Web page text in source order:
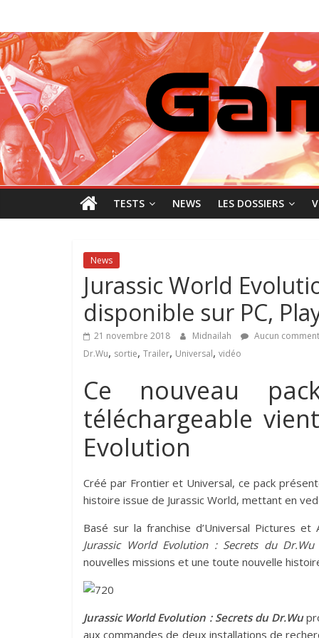
contenu
GamingNewZ
Tests
et
Actu
des
jeux
vidéo
TESTS NEWS LES DOSSIERS
News
Jurassic World
disponible sur PC,
21 novembre 2018 Midnailah
Aucun
Dr.Wu, sortie, Trailer, Universal, vidéo
Ce nouveau
téléchargeable
Evolution
Créé par Frontier et Universal, ce pack
histoire issue de Jurassic World, mettant en
Basé sur la franchise d’Universal Pictures
Jurassic World Evolution : Secrets du Dr.Wu
nouvelles missions et une toute nouvelle
Jurassic World Evolution : Secrets du Dr.Wu
aux commandes de deux installations de